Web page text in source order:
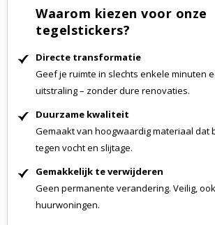
Waarom kiezen voor onze
tegelstickers?
Directe transformatie
Geef je ruimte in slechts enkele minuten
uitstraling – zonder dure renovaties.
Duurzame kwaliteit
Gemaakt van hoogwaardig materiaal dat
tegen vocht en slijtage.
Gemakkelijk te verwijderen
Geen permanente verandering. Veilig,
huurwoningen.